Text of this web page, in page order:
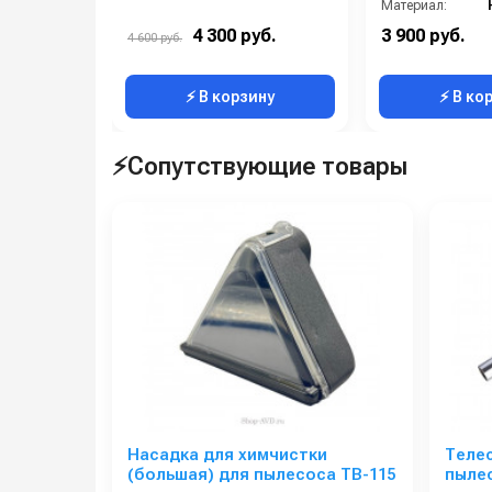
4 600 руб. 4 300 руб.
⚡ В корзину
Материал:
Вес, кг:
3 900 руб.
⚡ В
⚡Сопутствующие товары
Насадка для химчистки
(большая) для пылесоса TB-115